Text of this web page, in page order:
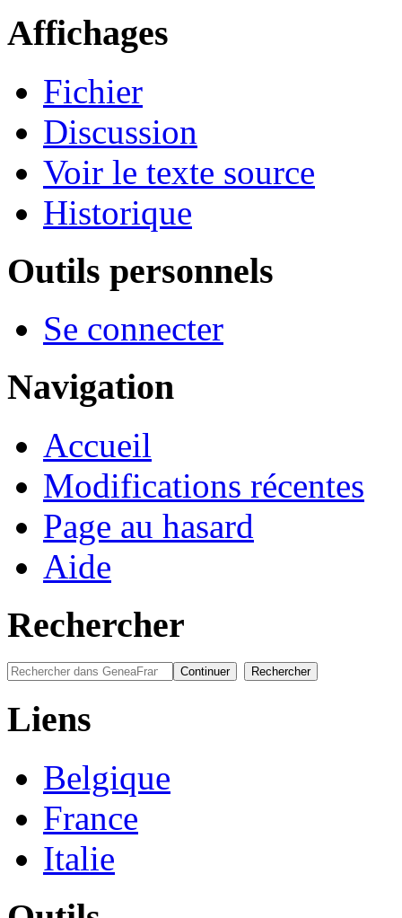
Affichages
Fichier
Discussion
Voir le texte source
Historique
Outils personnels
Se connecter
Navigation
Accueil
Modifications récentes
Page au hasard
Aide
Rechercher
Liens
Belgique
France
Italie